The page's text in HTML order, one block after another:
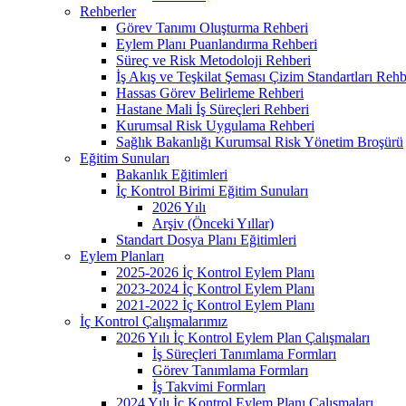
Rehberler
Görev Tanımı Oluşturma Rehberi
Eylem Planı Puanlandırma Rehberi
Süreç ve Risk Metodoloji Rehberi
İş Akış ve Teşkilat Şeması Çizim Standartları
Hassas Görev Belirleme Rehberi
Hastane Mali İş Süreçleri Rehberi
Kurumsal Risk Uygulama Rehberi
Sağlık Bakanlığı Kurumsal Risk Yönetim Broşürü
Eğitim Sunuları
Bakanlık Eğitimleri
İç Kontrol Birimi Eğitim Sunuları
2026 Yılı
Arşiv (Önceki Yıllar)
Standart Dosya Planı Eğitimleri
Eylem Planları
2025-2026 İç Kontrol Eylem Planı
2023-2024 İç Kontrol Eylem Planı
2021-2022 İç Kontrol Eylem Planı
İç Kontrol Çalışmalarımız
2026 Yılı İç Kontrol Eylem Plan Çalışmaları
İş Süreçleri Tanımlama Formları
Görev Tanımlama Formları
İş Takvimi Formları
2024 Yılı İç Kontrol Eylem Planı Çalışmaları